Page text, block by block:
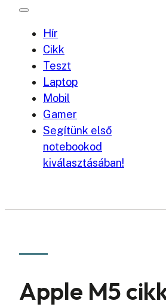
Hír
Cikk
Teszt
Laptop
Mobil
Gamer
Segítünk első
notebookod
kiválasztásában!
Apple M5